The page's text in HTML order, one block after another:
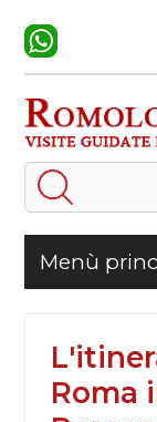
Menù
Roma